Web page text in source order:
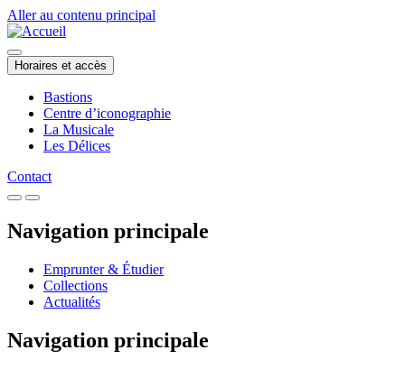
Aller au contenu principal
Horaires et accès
Bastions
Centre d’iconographie
La Musicale
Les Délices
Contact
Navigation principale
Emprunter & Étudier
Collections
Actualités
Navigation principale